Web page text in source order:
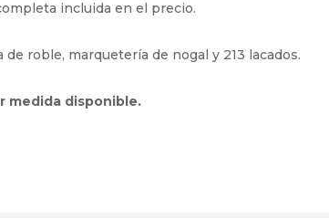
incluida en el precio.
roble, marquetería de nogal y 213 lacados.
medida disponible.